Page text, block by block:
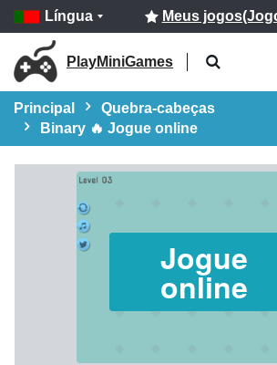
Língua Meus
PlayMiniGames
Principal
Quebra-cabeças
Binary 🔥 Jogue online
Jogue
online